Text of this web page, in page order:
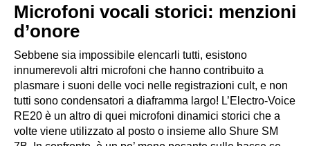
Microfoni vocali storici: menzioni
d’onore
Sebbene sia impossibile elencarli tutti, esistono
innumerevoli altri microfoni che hanno contribuito a
plasmare i suoni delle voci nelle registrazioni cult, e non
tutti sono condensatori a diaframma largo! L’Electro-Voice
RE20 è un altro di quei microfoni dinamici storici che a
volte viene utilizzato al posto o insieme allo Shure SM